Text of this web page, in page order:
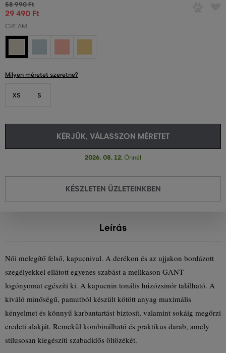
58 990 Ft
29 490 Ft
CREAM
Milyen méretet szeretne?
XS S
KÉRJÜK, VÁLASSZON MÉRETET
2026. 08. 12. Önnél
KÉSZLETEN ÜZLETEINKBEN
Leírás
Női melegítő felső, kapucnival. A derékon és az ujjakon bordázott
szegélyekkel ellátott egyenes szabást a mellkason GANT
logónyomat egészíti ki. A kapucnin tonális húzózsinór található. A
kiváló minőségű, pamutból készült kötött anyag maximális
kényelmet és könnyű karbantartást biztosít, valamint sokáig megőrzi
eredeti alakját. Remekül kombinálható és praktikus darab, amely
stílusosan kiegészíti szabadidős öltözékét.